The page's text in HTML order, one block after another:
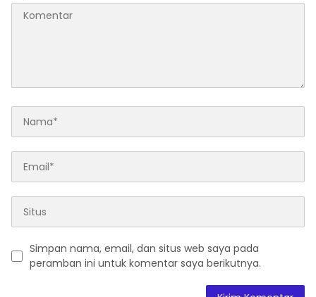
Simpan nama, email, dan situs web saya pada
peramban ini untuk komentar saya berikutnya.